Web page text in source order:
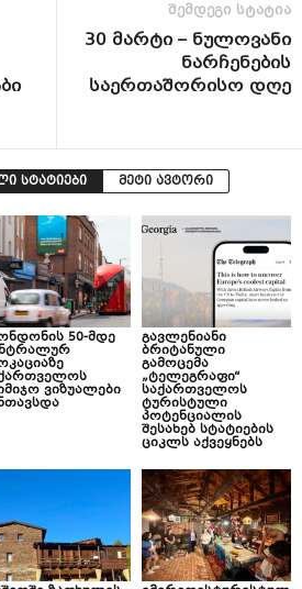
შემდეგი სტატია
30 მარტი – ნულოვანი
ნარჩენების
საერთაშორისო დღე
სტატიები მეტი ავტორი
50-მდე
ვიზუალები
გავლენიანი
ბრიტანული
გამოცემა
„ტელეგრაფი“
საქართველოს
ტურისტული
პოტენციალის
შესახებ სტატიების
ციკლს აქვეყნებს